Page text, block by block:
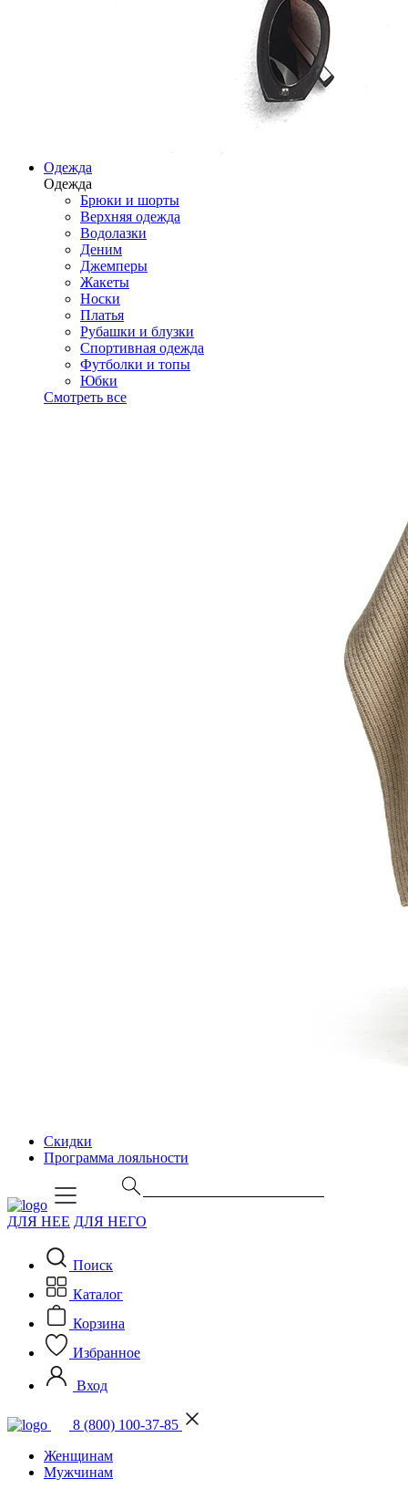
Одежда
Одежда
Брюки и шорты
Верхняя одежда
Водолазки
Деним
Джемперы
Жакеты
Носки
Платья
Рубашки и блузки
Спортивная одежда
Футболки и топы
Юбки
Смотреть все
Скидки
Программа лояльности
ДЛЯ НЕЕ ДЛЯ НЕГО
Поиск
Каталог
Корзина
Избранное
Вход
8 (800) 100-37-85
Женщинам
Мужчинам